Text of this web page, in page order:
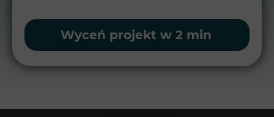
Wyceń projekt w 2 min